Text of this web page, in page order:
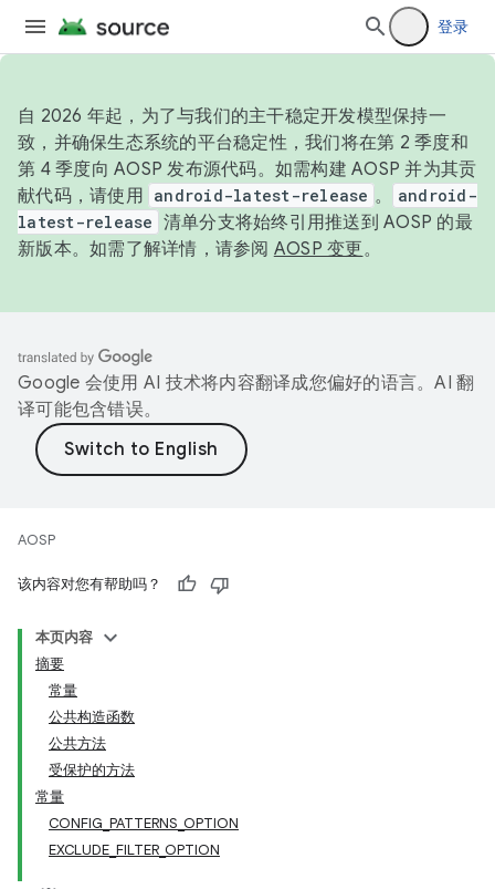
登录
自 2026 年起，为了与我们的主干稳定开发模型保持一
致，并确保生态系统的平台稳定性，我们将在第 2 季度和
第 4 季度向 AOSP 发布源代码。如需构建 AOSP 并为其贡
献代码，请使用 android-latest-release 。
android-
latest-release 清单分支将始终引用推送到 AOSP 的最
新版本。如需了解详情，请参阅 AOSP 变更。
Google 会使用 AI 技术将内容翻译成您偏好的语言。AI 翻
译可能包含错误。
AOSP
该内容对您有帮助吗？
本页内容
摘要
常量
公共构造函数
公共方法
受保护的方法
常量
CONFIG_PATTERNS_OPTION
EXCLUDE_FILTER_OPTION